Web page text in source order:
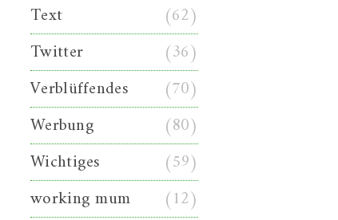
Text
(62)
Twitter
(36)
Verblüffendes
(70)
Werbung
(80)
Wichtiges
(59)
working mum
(12)